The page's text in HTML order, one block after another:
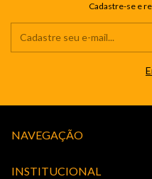
Cadastre-se e
NAVEGAÇÃO
INSTITUCIONAL